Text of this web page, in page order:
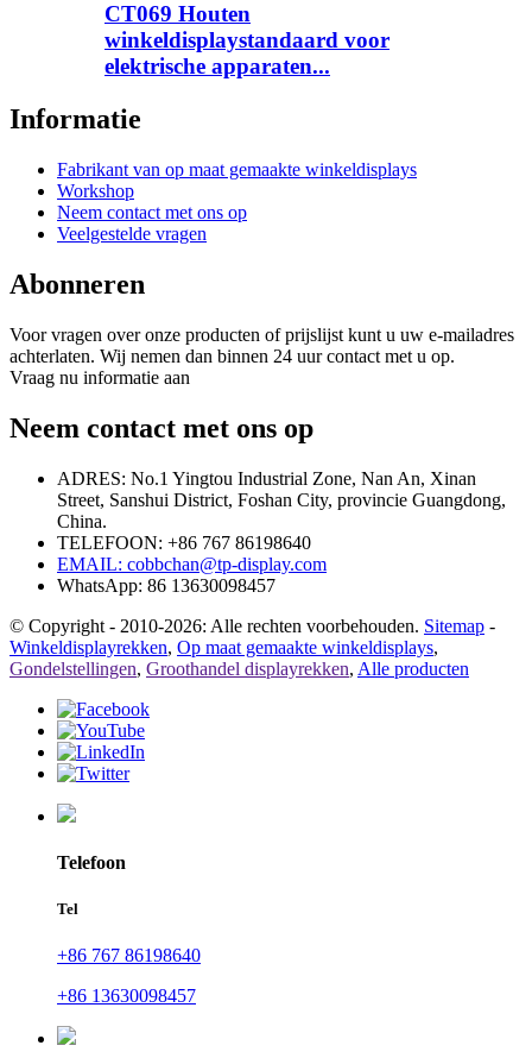
CT069 Houten
winkeldisplaystandaard voor
elektrische apparaten...
Informatie
Fabrikant van op maat gemaakte winkeldisplays
Workshop
Neem contact met ons op
Veelgestelde vragen
Abonneren
Voor vragen over onze producten of prijslijst kunt u uw e-mailadres
achterlaten. Wij nemen dan binnen 24 uur contact met u op.
Vraag nu informatie aan
Neem contact met ons op
ADRES: No.1 Yingtou Industrial Zone, Nan An, Xinan
Street, Sanshui District, Foshan City, provincie Guangdong,
China.
TELEFOON: +86 767 86198640
EMAIL: cobbchan@tp-display.com
WhatsApp: 86 13630098457
© Copyright - 2010-2026: Alle rechten voorbehouden. Sitemap -
Winkeldisplayrekken, Op maat gemaakte winkeldisplays,
Gondelstellingen, Groothandel displayrekken, Alle producten
Telefoon
Tel
+86 767 86198640
+86 13630098457